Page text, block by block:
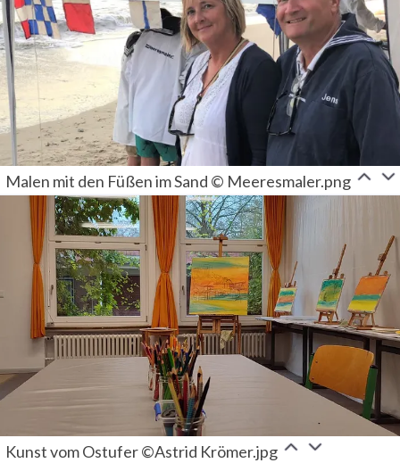
Malen mit den Füßen im Sand © Meeresmaler.png
Kunst vom Ostufer ©Astrid Krömer.jpg